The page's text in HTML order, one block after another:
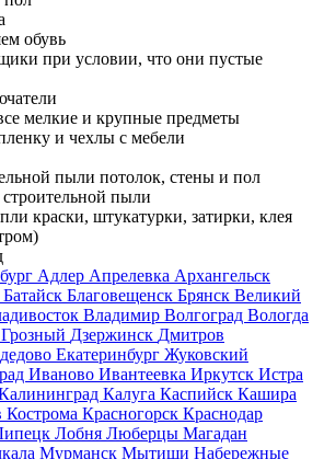
обувь
при условии, что они пустые
мелкие и крупные предметы
и чехлы с мебели
пыли потолок, стены и пол
пыли
краски, штукатурки, затирки, клея
Адлер Апрелевка Архангельск
Батайск Благовещенск Брянск Великий
Владимир Волгоград Вологда
Грозный Дзержинск Дмитров
Екатеринбург Жуковский
Иваново Ивантеевка Иркутск Истра
Калуга Каспийск Кашира
Кострома Красногорск Краснодар
Лобня Люберцы Магадан
Мурманск Мытищи Набережные